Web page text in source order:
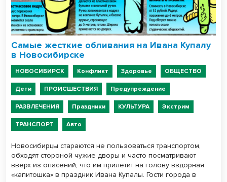
Самые жесткие обливания на Ивана Купалу
в Новосибирске
НОВОСИБИРСК Конфликт Здоровье ОБЩЕСТВО
Дети ПРОИСШЕСТВИЯ Предупреждение
РАЗВЛЕЧЕНИЯ Праздники КУЛЬТУРА Экстрим
ТРАНСПОРТ Авто
Новосибирцы стараются не пользоваться транспортом,
обходят стороной чужие дворы и часто посматривают
вверх из опасений, что им прилетит на голову вздорная
«капитошка» в праздник Ивана Купалы. Гости города в